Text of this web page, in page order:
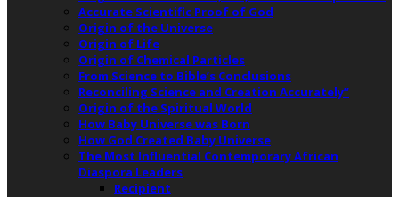
Accurate Scientific Proof of God
Origin of the Universe
Origin of Life
Origin of Chemical Particles
From Science to Bible’s Conclusions
Reconciling Science and Creation Accurately”
Origin of the Spiritual World
How Baby Universe was Born
How God Created Baby Universe
The Most Influential Contemporary African
Diaspora Leaders
Recipient